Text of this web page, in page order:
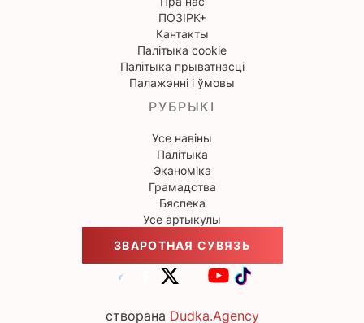
ПОЗІРК+
Кантакты
Палітыка cookie
Палітыка прыватнасці
Палажэнні і ўмовы
РУБРЫКІ
Усе навіны
Палітыка
Эканоміка
Грамадства
Бяспека
Усе артыкулы
ЗВАРОТНАЯ СУВЯЗЬ
створана Dudka.Agency